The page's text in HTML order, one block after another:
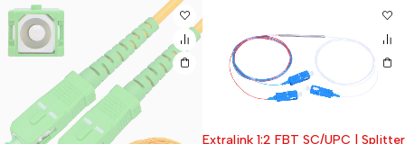
Extralink 1:2 FBT SC/UPC | Splitter